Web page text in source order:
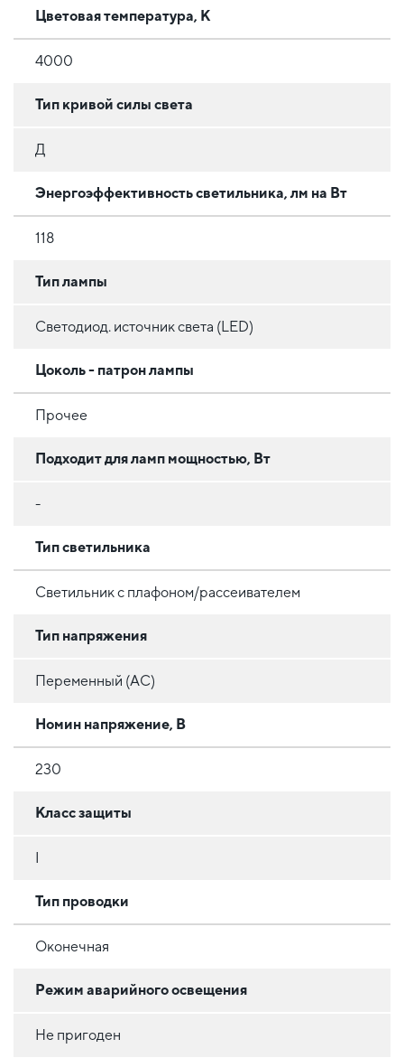
Цветовая температура, К
4000
Тип кривой силы света
Д
Энергоэффективность светильника, лм на Вт
118
Тип лампы
Светодиод. источник света (LED)
Цоколь - патрон лампы
Прочее
Подходит для ламп мощностью, Вт
-
Тип светильника
Светильник с плафоном/рассеивателем
Тип напряжения
Переменный (AC)
Номин напряжение, В
230
Класс защиты
Тип проводки
Оконечная
Режим аварийного освещения
Не пригоден